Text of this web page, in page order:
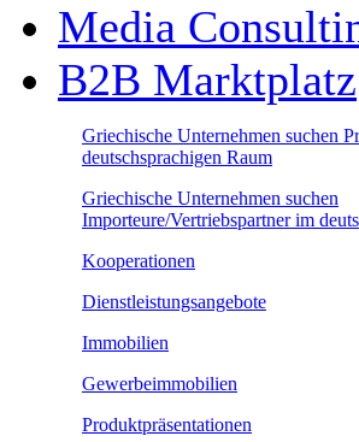
Media
B2B Marktplatz
Griechische Unternehmen suchen
deutschsprachigen Raum
Griechische Unternehmen suchen
Importeure/Vertriebspartner im
Kooperationen
Dienstleistungsangebote
Immobilien
Gewerbeimmobilien
Produktpräsentationen